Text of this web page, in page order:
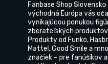
Fanbase Shop
východná Európa vás
vynikajúcou ponukou
zberateľských produktov.
Produkty od Funko,
Mattel, Good Smile a
značiek – pre fanúšikov